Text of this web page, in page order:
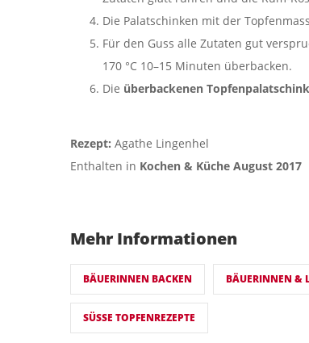
Die Palatschinken mit der
Für den Guss alle Zutaten gut
170 °C 10–15 Minuten überbacken.
Die überbackenen
Rezept: Agathe Lingenhel
Enthalten in Kochen & Küche August 2017
Mehr Informationen
BÄUERINNEN BACKEN BÄUERINNEN &
SÜSSE TOPFENREZEPTE